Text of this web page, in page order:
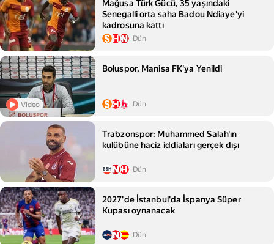
Mağusa Türk Gücü, 35 yaşındaki
Senegalli orta saha Badou Ndiaye'yi
kadrosuna kattı
Dün
Video
Boluspor, Manisa FK'ya Yenildi
Dün
Trabzonspor: Muhammed Salah'ın
kulübüne haciz iddiaları gerçek dışı
Dün
2027'de İstanbul'da İspanya Süper
Kupası oynanacak
Dün